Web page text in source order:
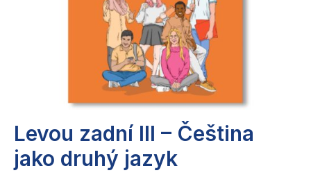
Publikace
Ke stažení
Levou zadní III – Čeština
jako druhý jazyk